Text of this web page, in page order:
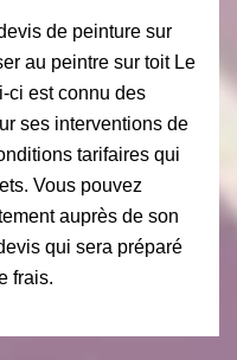
de peinture sur
au peintre sur toit Le
ci est connu des
ses interventions de
tarifaires qui
Vous pouvez
auprès de son
qui sera préparé
frais.